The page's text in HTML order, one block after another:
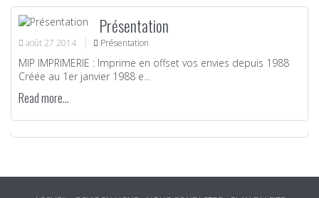
Présentation
août 27 2014 Présentation
MIP IMPRIMERIE : Imprime en offset vos envies depuis 1988
Créée au 1er janvier 1988 e...
Read more...